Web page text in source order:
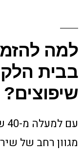
למה
בבית
שיפוצים?
מגוון רחב של